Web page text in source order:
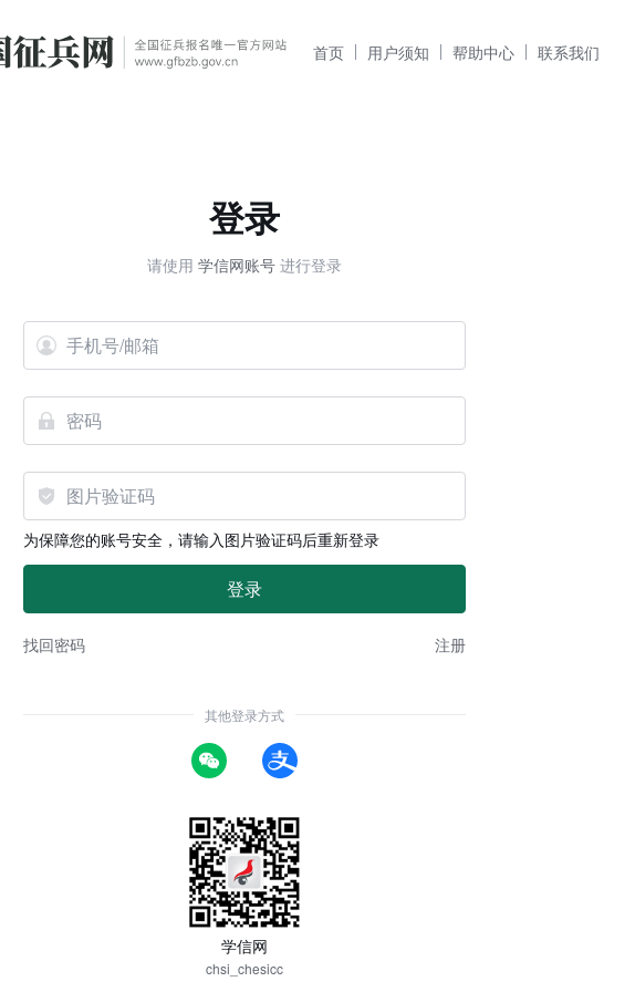
首页 用户须知 帮助中心 联系我们
登录
请使用 学信网账号进行登录
为保障您的账号安全，请输入图片验证码后重新登录
找回密码 注册
其他登录方式
学信网
chsi_chesicc